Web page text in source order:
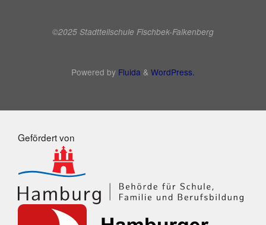
©2025 Stadtteilschule Fischbek-Falkenberg
Powered by Fluida & WordPress.
Gefördert von